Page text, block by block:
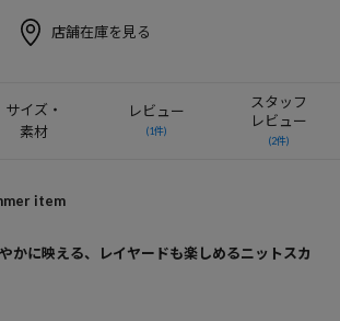
店舗在庫を見る
サイズ・
素材
レビュー
(1件)
スタッフ
レビュー
(2件)
item
かに映える、レイヤードも楽しめるニットスカ